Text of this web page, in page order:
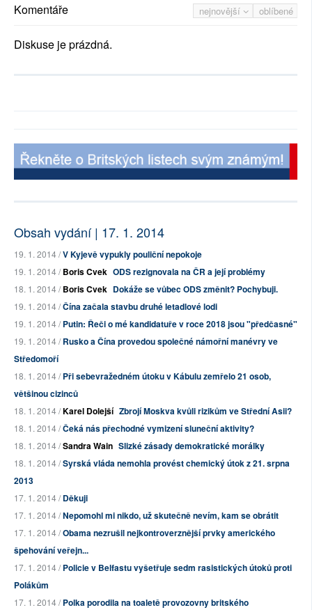
nejnovější oblíbené
Komentáře
Diskuse je prázdná.
Obsah vydání | 17. 1. 2014
19. 1. 2014 /V Kyjevě vypukly pouliční nepokoje
19. 1. 2014 /Boris Cvek ODS rezignovala na ČR a její problémy
18. 1. 2014 /Boris Cvek Dokáže se vůbec ODS změnit? Pochybuji.
19. 1. 2014 /Čína začala stavbu druhé letadlové lodi
19. 1. 2014 /Putin: Řeči o mé kandidatuře v roce 2018 jsou "předčasné"
19. 1. 2014 /Rusko a Čína provedou společné námořní manévry ve
Středomoří
18. 1. 2014 /Při sebevražedném útoku v Kábulu zemřelo 21 osob,
většinou cizinců
18. 1. 2014 /Karel Dolejší Zbrojí Moskva kvůli rizikům ve Střední Asii?
18. 1. 2014 /Čeká nás přechodné vymizení sluneční aktivity?
18. 1. 2014 /Sandra Wain Slizké zásady demokratické morálky
18. 1. 2014 /Syrská vláda nemohla provést chemický útok z 21. srpna
2013
17. 1. 2014 /Děkuji
17. 1. 2014 /Nepomohl mi nikdo, už skutečně nevím, kam se obrátit
17. 1. 2014 /Obama nezrušil nejkontroverznější prvky amerického
špehování veřejn...
17. 1. 2014 /Policie v Belfastu vyšetřuje sedm rasistických útoků proti
Polákům
17. 1. 2014 /Polka porodila na toaletě provozovny britského